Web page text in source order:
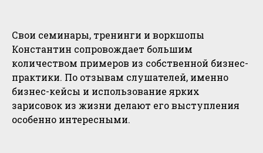
Свои семинары, тренинги и воркшопы
Константин сопровождает большим
количеством примеров из собственной бизнес-
практики. По отзывам слушателей, именно
бизнес-кейсы и использование ярких
зарисовок из жизни делают его выступления
особенно интересными.